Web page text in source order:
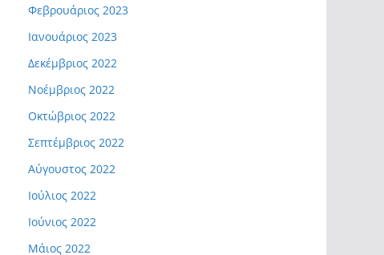
Φεβρουάριος 2023
Ιανουάριος 2023
Δεκέμβριος 2022
Νοέμβριος 2022
Οκτώβριος 2022
Σεπτέμβριος 2022
Αύγουστος 2022
Ιούλιος 2022
Ιούνιος 2022
Μάιος 2022